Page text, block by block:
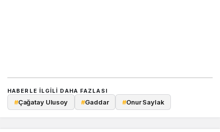
HABERLE ILGILI DAHA FAZLASI
#Çağatay Ulusoy #Gaddar #Onur Saylak